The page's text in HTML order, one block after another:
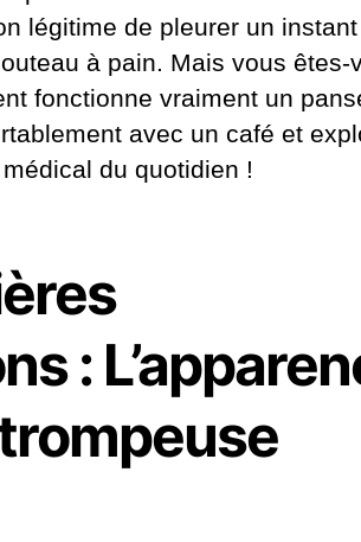
légitime de pleurer un
à pain. Mais vous êtes-
fonctionne vraiment un
avec un café et
du quotidien !
: